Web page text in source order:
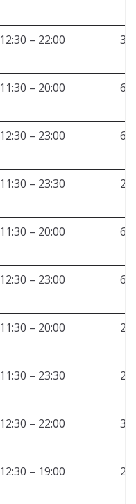
12:30 – 22:00
11:30 – 20:00
12:30 – 23:00
11:30 – 23:30
11:30 – 20:00
12:30 – 23:00
11:30 – 20:00
11:30 – 23:30
12:30 – 22:00
12:30 – 19:00